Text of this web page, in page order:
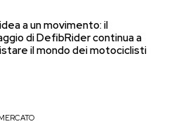
a un movimento: il
di DefibRider continua a
il mondo dei motociclisti